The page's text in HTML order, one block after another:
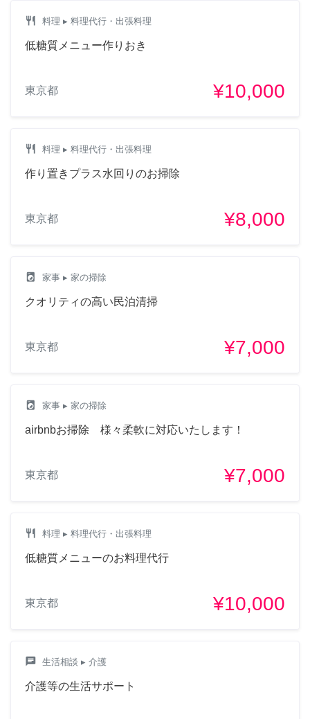
restaurant 料理 ▸ 料理代行・出張料理
低糖質メニュー作りおき
東京都 ¥10,000
restaurant 料理 ▸ 料理代行・出張料理
作り置きプラス水回りのお掃除
東京都 ¥8,000
local_laundry_service 家事 ▸ 家の掃除
クオリティの高い民泊清掃
東京都 ¥7,000
local_laundry_service 家事 ▸ 家の掃除
airbnbお掃除 様々柔軟に対応いたします！
東京都 ¥7,000
restaurant 料理 ▸ 料理代行・出張料理
低糖質メニューのお料理代行
東京都 ¥10,000
chat 生活相談 ▸ 介護
介護等の生活サポート